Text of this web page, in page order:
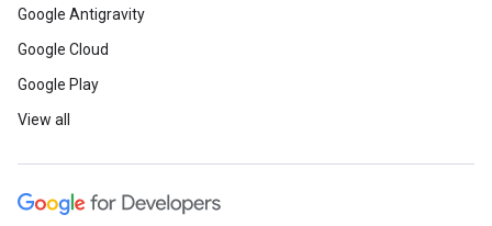
Google Antigravity
Google Cloud
Google Play
View all